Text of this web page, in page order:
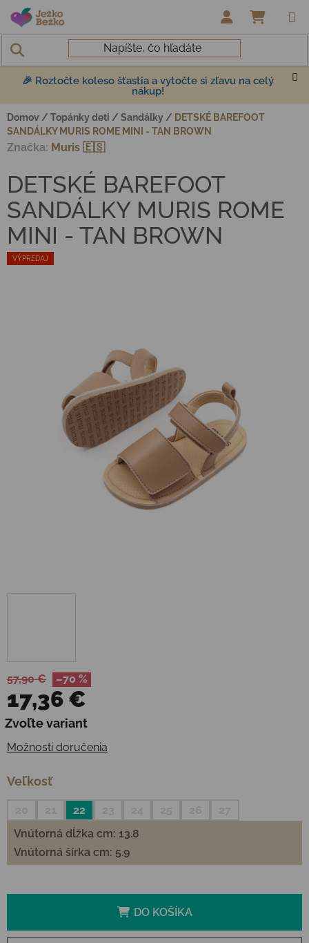
Prejsť na obsah
🎉 Roztočte koleso šťastia a vytočte si zľavu na celý
nákup!
Domov / Topánky deti / Sandálky / DETSKÉ BAREFOOT
SANDÁLKY MURIS ROME MINI - TAN BROWN
57,90 € –70 %
17,36 €
Jednotková cena:
Zvoľte variant
Možnosti doručenia
Veľkosť
22
Vnútorná dĺžka cm: 13.8
Vnútorná šírka cm: 5.9
DO KOŠÍKA
VÝPREDAJ
DETSKÉ BAREFOOT
SANDÁLKY MURIS ROME
MINI - TAN BROWN
Značka: Muris 🇪🇸